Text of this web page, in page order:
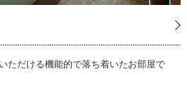
ただける機能的で落ち着いたお部屋で